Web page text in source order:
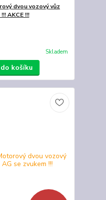
dvou vozový vůz
AKCE !!!
Skladem
košíku